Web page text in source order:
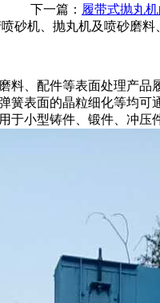
一篇： 履带式抛丸
砂机、抛丸机及喷砂磨
料、配件等表面处理产
簧表面的晶粒细化等均
合用于小型铸件、